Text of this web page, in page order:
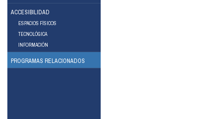
ACCESIBILIDAD
ESPACIOS FÍSICOS
TECNOLÓGICA
INFORMACIÓN
PROGRAMAS RELACIONADOS